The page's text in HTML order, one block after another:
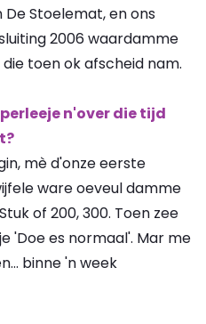
Stoelemat, en ons
2006 waardamme
toen ok afscheid nam.
n'over die tijd
mè d'onze eerste
ware oeveul damme
of 200, 300. Toen zee
'Doe es normaal'. Mar me
binne 'n week